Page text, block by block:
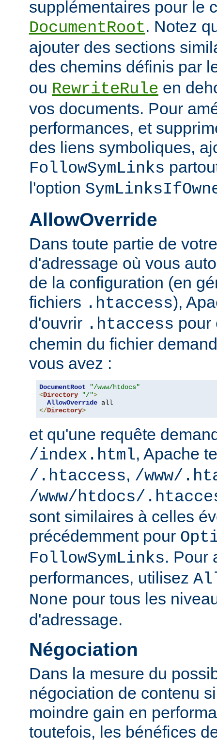
supplémentaires pour le
DocumentRoot. Notez
ajouter des sections
des chemins définis par
ou RewriteRule en
vos documents. Pour
performances, et
des liens symboliques,
FollowSymLinks
l'option
AllowOverride
Dans toute partie de
d'adressage où vous
de la configuration (en
fichiers .htaccess),
d'ouvrir .htaccess pour
chemin du fichier
vous avez :
DocumentRoot
"/www/htdocs"
<Directory "/">
AllowOverride
</Directory>
et qu'une requête
/index.html, Apache
/.htaccess, /www/
/www/htdocs/
sont similaires à celles
précédemment pour
FollowSymLinks. Pour
performances, utilisez
None pour tous les
d'adressage.
Négociation
Dans la mesure du
négociation de contenu
moindre gain en
toutefois, les bénéfices